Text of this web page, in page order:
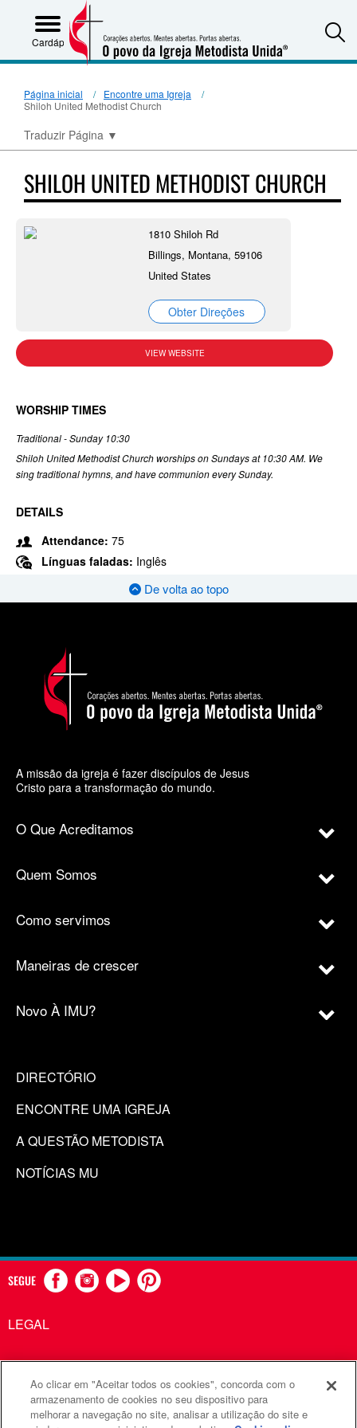
Cardápio
Página inicial
Encontre uma Igreja
Shiloh United Methodist Church
Traduzir Página ▼
SHILOH UNITED METHODIST CHURCH
1810 Shiloh Rd
Billings, Montana, 59106
United States
Obter Direções
VIEW WEBSITE
WORSHIP TIMES
Traditional - Sunday 10:30
Shiloh United Methodist Church worships on Sundays at 10:30 AM. We
sing traditional hymns, and have communion every Sunday.
DETAILS
Attendance: 75
Línguas faladas: Inglês
De volta ao topo
A missão da igreja é fazer discípulos de Jesus
Cristo para a transformação do mundo.
O Que Acreditamos
Quem Somos
Como servimos
Maneiras de crescer
Novo À IMU?
DIRECTÓRIO
ENCONTRE UMA IGREJA
A QUESTÃO METODISTA
NOTÍCIAS MU
SEGUE
LEGAL
Comunicações Metodistas Unidas é uma agência da Igreja
Metodista Unida
Ao clicar em "Aceitar todos os cookies", concorda com o
armazenamento de cookies no seu dispositivo para
melhorar a navegação no site, analisar a utilização do site e